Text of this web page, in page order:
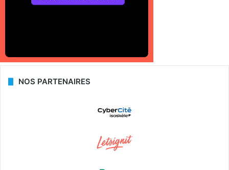
NOS PARTENAIRES